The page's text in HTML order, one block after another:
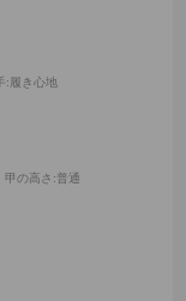
:履き心地
甲の高さ:普通